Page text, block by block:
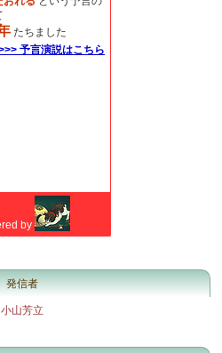
発信者
小山芳立